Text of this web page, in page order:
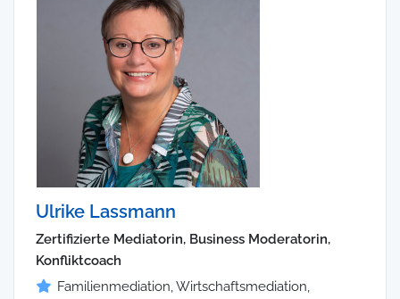
Ulrike Lassmann
Zertifizierte Mediatorin, Business Moderatorin,
Konfliktcoach
Familienmediation, Wirtschaftsmediation,